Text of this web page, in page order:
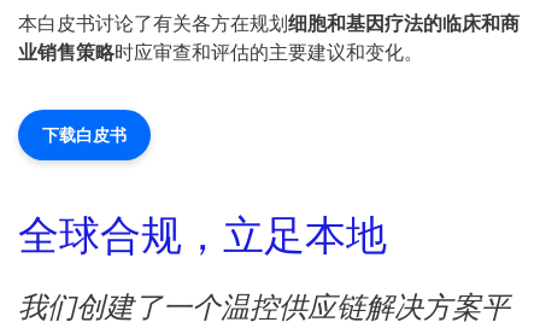
本白皮书讨论了有关各方在规划细胞和基因疗法的临床和商
业销售策略时应审查和评估的主要建议和变化。
下载白皮书
全球合规，立足本地
我们创建了一个温控供应链解决方案平